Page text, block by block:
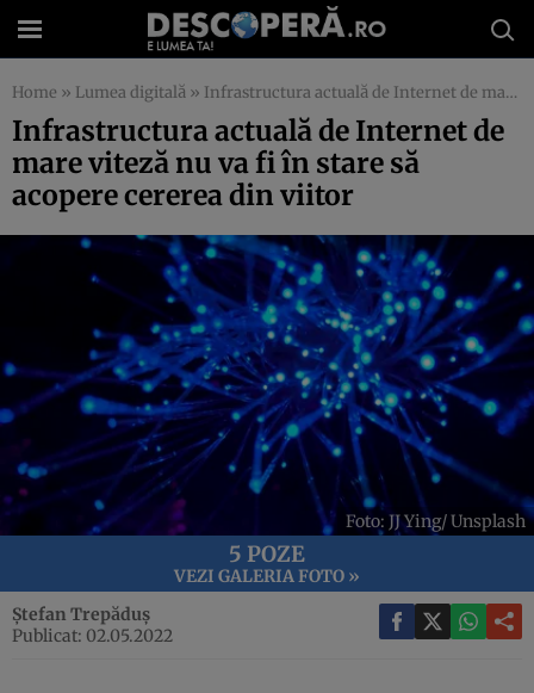
Home » Lumea digitală » Infrastructura actuală de Internet de mare viteză nu va fi în stare să acopere cererea din viitor
Infrastructura actuală de Internet de
mare viteză nu va fi în stare să
acopere cererea din viitor
Foto: JJ Ying/ Unsplash
5 POZE
VEZI GALERIA FOTO »
Ștefan Trepăduș
Publicat: 02.05.2022